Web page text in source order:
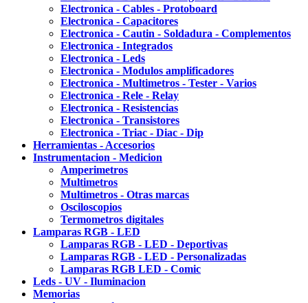
Electronica - Cables - Protoboard
Electronica - Capacitores
Electronica - Cautin - Soldadura - Complementos
Electronica - Integrados
Electronica - Leds
Electronica - Modulos amplificadores
Electronica - Multimetros - Tester - Varios
Electronica - Rele - Relay
Electronica - Resistencias
Electronica - Transistores
Electronica - Triac - Diac - Dip
Herramientas - Accesorios
Instrumentacion - Medicion
Amperimetros
Multimetros
Multimetros - Otras marcas
Osciloscopios
Termometros digitales
Lamparas RGB - LED
Lamparas RGB - LED - Deportivas
Lamparas RGB - LED - Personalizadas
Lamparas RGB LED - Comic
Leds - UV - Iluminacion
Memorias